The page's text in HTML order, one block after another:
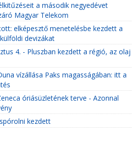
a második negyedévet
Magyar Telekom
elképesztő menetelésbe kezdett a
devizákat
4. - Pluszban kezdett a régió, az olaj
vízállása Paks magasságában: itt a
óriásüzletének terve - Azonnal
kezdett